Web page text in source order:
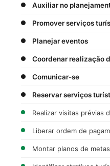
Auxiliar no
Promover serviços
Planejar eventos
Coordenar realização
Comunicar-se
Reservar serviços
Realizar visitas prévias
Liberar ordem de
Montar planos de metas